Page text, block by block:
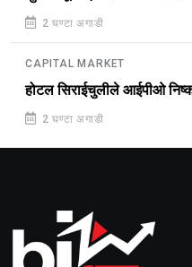
2 घण्टा अगाडी
CAPITAL MARKET
होटल सिराईचुलीले आईपीओ
2 घण्टा अगाडी